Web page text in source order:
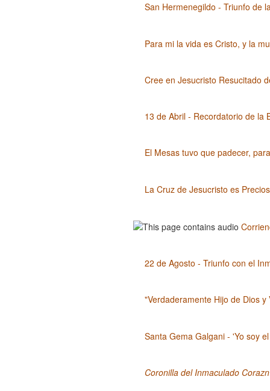
San Hermenegildo - Triunfo de
Para mi la vida es Cristo, y la
Cree en Jesucristo Resucitado
13 de Abril - Recordatorio de la
El Mesas tuvo que padecer,
La Cruz de Jesucristo es
22 de Agosto - Triunfo con el
"Verdaderamente Hijo de Dios
Santa Gema Galgani - 'Yo soy
Coronilla del Inmaculado